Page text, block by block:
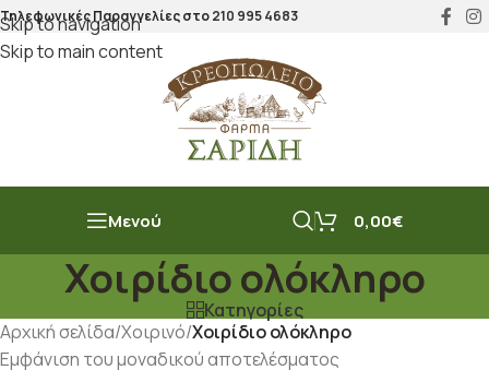
Skip to navigation
Skip to main content
Τηλεφωνικές Παραγγελίες στο210 995 4683
Μενού 0,00€
Χοιρίδιο ολόκληρο
Κατηγορίες
Αρχική σελίδα/Χοιρινό/Χοιρίδιο ολόκληρο
Εμφάνιση του μοναδικού αποτελέσματος